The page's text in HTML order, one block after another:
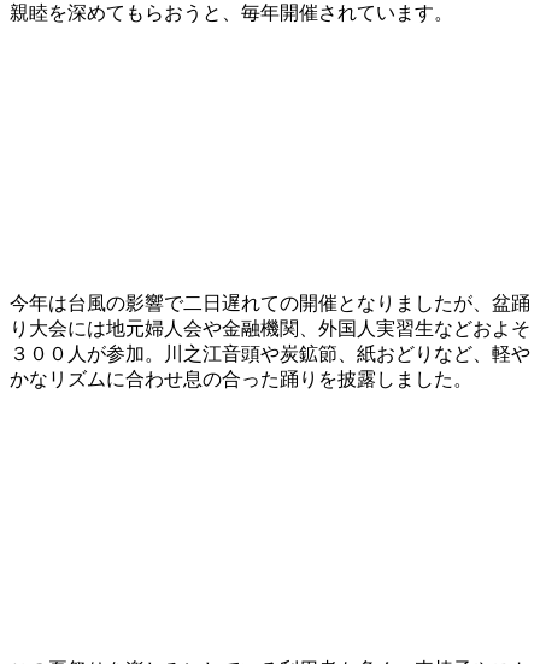
親睦を深めてもらおうと、毎年開催されています。
今年は台風の影響で二日遅れての開催となりましたが、盆踊
り大会には地元婦人会や金融機関、外国人実習生などおよそ
３００人が参加。川之江音頭や炭鉱節、紙おどりなど、軽や
かなリズムに合わせ息の合った踊りを披露しました。